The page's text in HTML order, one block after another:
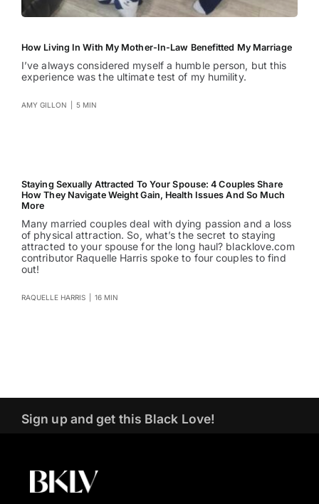
How Living In With My Mother-In-Law Benefitted My Marriage
I’ve always considered myself a humble person, but this
experience was the ultimate test of my humility.
AMY GILLON 5 MIN
Staying Sexually Attracted To Your Spouse: 4 Couples Share
How They Navigate Weight Gain, Health Issues And So Much
More
Many married couples deal with dying passion and a loss
of physical attraction. So, what’s the secret to staying
attracted to your spouse for the long haul? blacklove.com
contributor Raquelle Harris spoke to four couples to find
out!
RAQUELLE HARRIS 16 MIN
Sign up and get this Black Love!